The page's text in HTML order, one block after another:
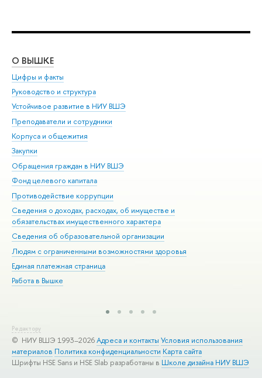
О ВЫШКЕ
Цифры и факты
Руководство и структура
Устойчивое развитие в НИУ ВШЭ
Преподаватели и сотрудники
Корпуса и общежития
Закупки
Обращения граждан в НИУ ВШЭ
Фонд целевого капитала
Противодействие коррупции
Сведения о доходах, расходах, об имуществе и
обязательствах имущественного характера
Сведения об образовательной организации
Людям с ограниченными возможностями здоровья
Единая платежная страница
Работа в Вышке
Редактору
© НИУ ВШЭ 1993–2026Адреса и контакты Условия использования
материалов Политика конфиденциальности Карта сайта
Шрифты HSE Sans и HSE Slab разработаны в Школе дизайна НИУ ВШЭ